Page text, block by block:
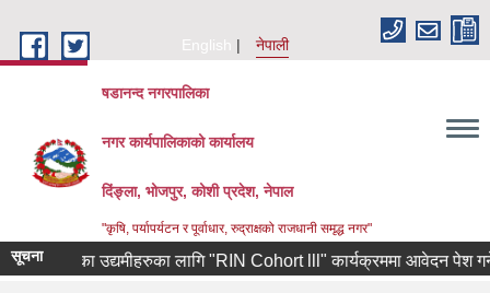
English
नेपाली
षडानन्द नगरपालिका
नगर कार्यपालिकाको कार्यालय
दिंङ्ला, भोजपुर, कोशी प्रदेश, नेपाल
"कृषि, पर्यापर्यटन र पूर्वाधार, रुद्राक्षको राजधानी समृद्ध नगर"
सूचनाफर्केका उद्यमीहरुका लागि "RIN Cohort lll" कार्यक्रममा आवेदन पेश गर्ने